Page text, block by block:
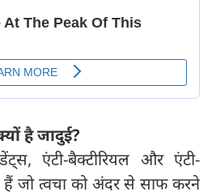
है जादुई?
एंटी-बैक्टीरियल और एंटी-
हैं जो त्वचा को अंदर से साफ करने